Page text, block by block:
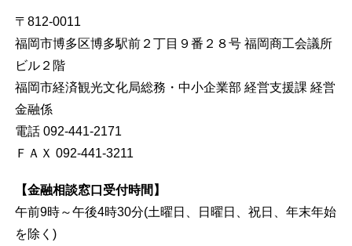
〒812-0011
福岡市博多区博多駅前２丁目９番２８号 福岡商工会議所
ビル２階
福岡市経済観光文化局総務・中小企業部 経営支援課 経営
金融係
電話 092-441-2171
ＦＡＸ 092-441-3211
【金融相談窓口受付時間】
午前9時～午後4時30分(土曜日、日曜日、祝日、年末年始
を除く)